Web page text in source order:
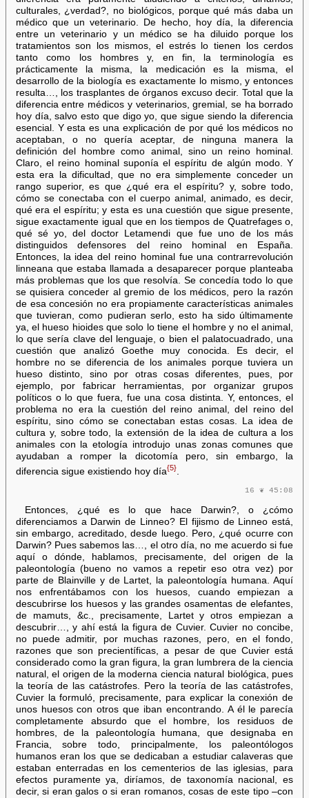
culturales, ¿verdad?, no biológicos, porque qué más daba un
médico que un veterinario. De hecho, hoy día, la diferencia
entre un veterinario y un médico se ha diluido porque los
tratamientos son los mismos, el estrés lo tienen los cerdos
tanto como los hombres y, en fin, la terminología es
prácticamente la misma, la medicación es la misma, el
desarrollo de la biología es exactamente lo mismo, y entonces
resulta…, los trasplantes de órganos excuso decir. Total que la
diferencia entre médicos y veterinarios, gremial, se ha borrado
hoy día, salvo esto que digo yo, que sigue siendo la diferencia
esencial. Y esta es una explicación de por qué los médicos no
aceptaban, o no quería aceptar, de ninguna manera la
definición del hombre como animal, sino un reino hominal.
Claro, el reino hominal suponía el espíritu de algún modo. Y
esta era la dificultad, que no era simplemente conceder un
rango superior, es que ¿qué era el espíritu? y, sobre todo,
cómo se conectaba con el cuerpo animal, animado, es decir,
qué era el espíritu; y esta es una cuestión que sigue presente,
sigue exactamente igual que en los tiempos de Quatrefages o,
qué sé yo, del doctor Letamendi que fue uno de los más
distinguidos defensores del reino hominal en España.
Entonces, la idea del reino hominal fue una contrarrevolución
linneana que estaba llamada a desaparecer porque planteaba
más problemas que los que resolvía. Se concedía todo lo que
se quisiera conceder al gremio de los médicos, pero la razón
de esa concesión no era propiamente características animales
que tuvieran, como pudieran serlo, esto ha sido últimamente
ya, el hueso hioides que solo lo tiene el hombre y no el animal,
lo que sería clave del lenguaje, o bien el palatocuadrado, una
cuestión que analizó Goethe muy conocida. Es decir, el
hombre no se diferencia de los animales porque tuviera un
hueso distinto, sino por otras cosas diferentes, pues, por
ejemplo, por fabricar herramientas, por organizar grupos
políticos o lo que fuera, fue una cosa distinta. Y, entonces, el
problema no era la cuestión del reino animal, del reino del
espíritu, sino cómo se conectaban estas cosas. La idea de
cultura y, sobre todo, la extensión de la idea de cultura a los
animales con la etología introdujo unas zonas comunes que
ayudaban a romper la dicotomía pero, sin embargo, la
diferencia sigue existiendo hoy día{5}.
16 ❦ 45:08
Entonces, ¿qué es lo que hace Darwin?, o ¿cómo
diferenciamos a Darwin de Linneo? El fijismo de Linneo está,
sin embargo, acreditado, desde luego. Pero, ¿qué ocurre con
Darwin? Pues sabemos las…, el otro día, no me acuerdo si fue
aquí o dónde, hablamos, precisamente, del origen de la
paleontología (bueno no vamos a repetir eso otra vez) por
parte de Blainville y de Lartet, la paleontología humana. Aquí
nos enfrentábamos con los huesos, cuando empiezan a
descubrirse los huesos y las grandes osamentas de elefantes,
de mamuts, &c., precisamente, Lartet y otros empiezan a
descubrir…, y ahí está la figura de Cuvier. Cuvier no concibe,
no puede admitir, por muchas razones, pero, en el fondo,
razones que son precientíficas, a pesar de que Cuvier está
considerado como la gran figura, la gran lumbrera de la ciencia
natural, el origen de la moderna ciencia natural biológica, pues
la teoría de las catástrofes. Pero la teoría de las catástrofes,
Cuvier la formuló, precisamente, para explicar la conexión de
unos huesos con otros que iban encontrando. A él le parecía
completamente absurdo que el hombre, los residuos de
hombres, de la paleontología humana, que designaba en
Francia, sobre todo, principalmente, los paleontólogos
humanos eran los que se dedicaban a estudiar calaveras que
estaban enterradas en los cementerios de las iglesias, para
efectos puramente ya, diríamos, de taxonomía nacional, es
decir, si eran galos o si eran romanos, cosas de este tipo –con